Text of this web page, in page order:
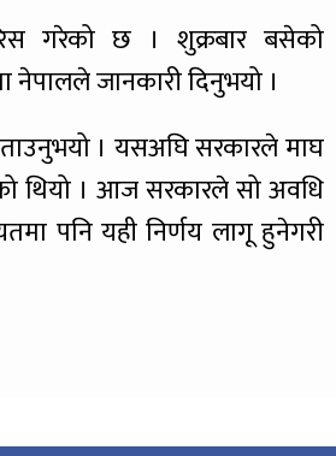
गरेको छ । शुक्रबार बसेको
नेपालले जानकारी दिनुभयो ।
। यसअघि सरकारले माघ
थियो । आज सरकारले सो अवधि
पनि यही निर्णय लागू हुनेगरी